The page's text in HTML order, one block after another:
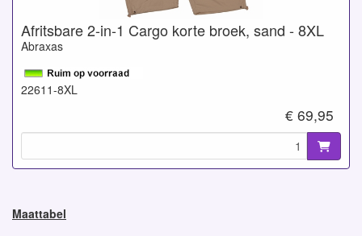
Afritsbare 2-in-1 Cargo korte broek, sand - 8XL
Abraxas
22611-8XL
€ 69,95
Maattabel